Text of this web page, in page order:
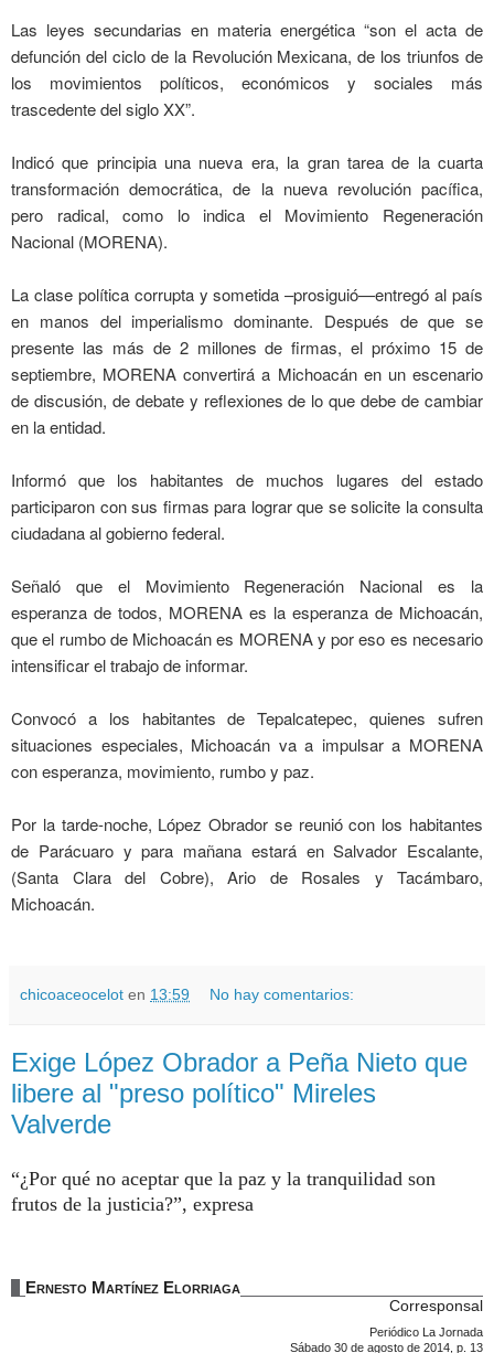
Las leyes secundarias en materia energética “son el acta de
defunción del ciclo de la Revolución Mexicana, de los triunfos de
los movimientos políticos, económicos y sociales más
trascedente del siglo XX”.
Indicó que principia una nueva era, la gran tarea de la cuarta
transformación democrática, de la nueva revolución pacífica,
pero radical, como lo indica el Movimiento Regeneración
Nacional (MORENA).
La clase política corrupta y sometida –prosiguió—entregó al país
en manos del imperialismo dominante. Después de que se
presente las más de 2 millones de firmas, el próximo 15 de
septiembre, MORENA convertirá a Michoacán en un escenario
de discusión, de debate y reflexiones de lo que debe de cambiar
en la entidad.
Informó que los habitantes de muchos lugares del estado
participaron con sus firmas para lograr que se solicite la consulta
ciudadana al gobierno federal.
Señaló que el Movimiento Regeneración Nacional es la
esperanza de todos, MORENA es la esperanza de Michoacán,
que el rumbo de Michoacán es MORENA y por eso es necesario
intensificar el trabajo de informar.
Convocó a los habitantes de Tepalcatepec, quienes sufren
situaciones especiales, Michoacán va a impulsar a MORENA
con esperanza, movimiento, rumbo y paz.
Por la tarde-noche, López Obrador se reunió con los habitantes
de Parácuaro y para mañana estará en Salvador Escalante,
(Santa Clara del Cobre), Ario de Rosales y Tacámbaro,
Michoacán.
chicoaceocelot en 13:59 No hay comentarios:
Exige López Obrador a Peña Nieto que
libere al "preso político" Mireles
Valverde
¿Por qué no aceptar que la paz y la tranquilidad son
frutos de la justicia? , expresa
Ernesto Martínez Elorriaga
Corresponsal
Periódico La Jornada
Sábado 30 de agosto de 2014, p. 13